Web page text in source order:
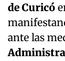
de Curicó
ante las